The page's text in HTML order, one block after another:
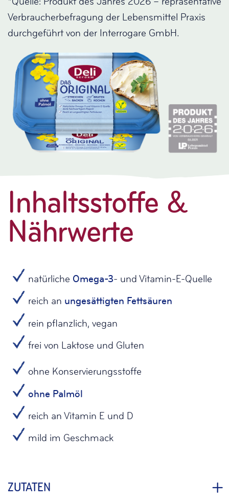
Verbraucherbefragung der Lebensmittel Praxis
durchgeführt von der Interrogare GmbH.
Inhaltsstoffe &
Nährwerte
natürliche Omega-3- und Vitamin-E-Quelle
reich an ungesättigten Fettsäuren
rein pflanzlich, vegan
frei von Laktose und Gluten
ohne Konservierungsstoffe
ohne Palmöl
reich an Vitamin E und D
mild im Geschmack
ZUTATEN